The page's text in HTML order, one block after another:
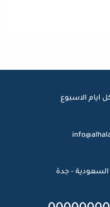
ايام الاسبوع
السعودية - جدة